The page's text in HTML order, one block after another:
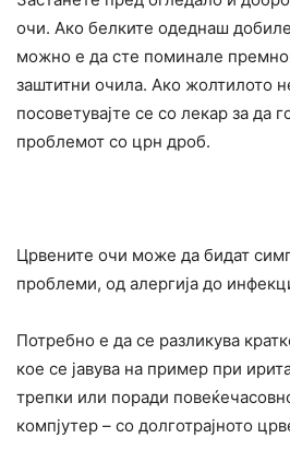
очи. Ако белките одеднаш
можно е да сте поминале
заштитни очила. Ако жолтилото
посоветувајте се со лекар за да
проблемот со црн дроб.
Црвените очи може да бидат
проблеми, од алергија до
Потребно е да се разликува
кое се јавува на пример при
трепки или поради
компјутер – со долготрајното